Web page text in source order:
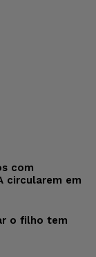
com
circularem em
o filho tem